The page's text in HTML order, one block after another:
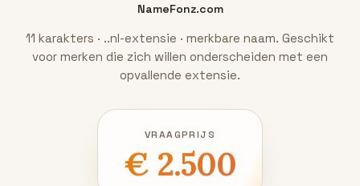
NameFonz.com
11 karakters · ..nl-extensie · merkbare naam. Geschikt
voor merken die zich willen onderscheiden met een
opvallende extensie.
VRAAGPRIJS
€ 2.500